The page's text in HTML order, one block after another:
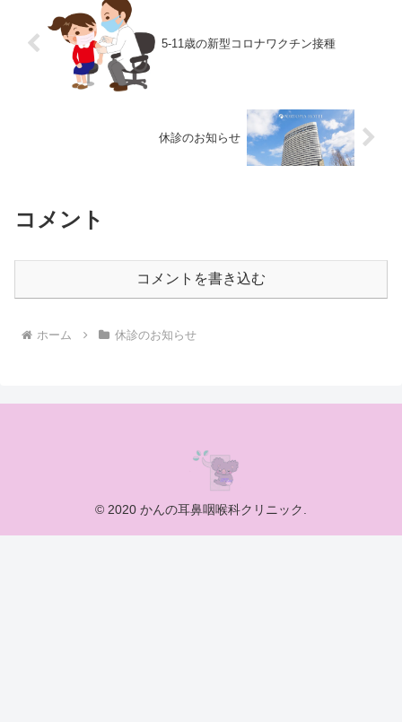
5-11歳の新型コロナワクチン接種
休診のお知らせ
コメント
コメントを書き込む
ホーム 休診のお知らせ
© 2020 かんの耳鼻咽喉科クリニック.